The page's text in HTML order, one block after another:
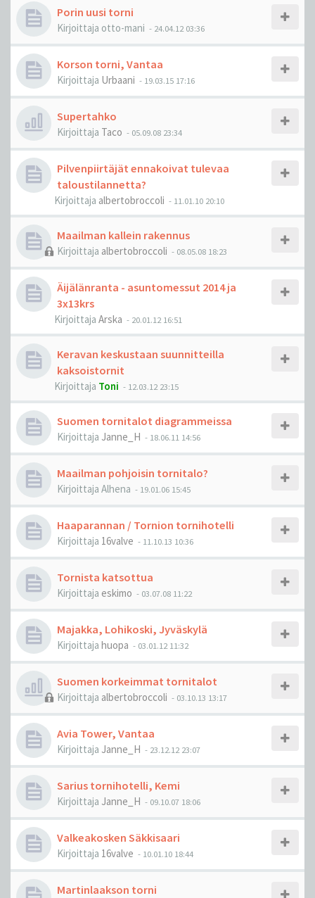
Porin uusi torni
Kirjoittaja otto-mani - 24.04.12 03:36
Korson torni, Vantaa
Kirjoittaja Urbaani - 19.03.15 17:16
Supertahko
Kirjoittaja Taco - 05.09.08 23:34
Pilvenpiirtäjät ennakoivat tulevaa
taloustilannetta?
Kirjoittaja albertobroccoli - 11.01.10 20:10
Maailman kallein rakennus
Kirjoittaja albertobroccoli - 08.05.08 18:23
Äijälänranta - asuntomessut 2014 ja
3x13krs
Kirjoittaja Arska - 20.01.12 16:51
Keravan keskustaan suunnitteilla
kaksoistornit
Kirjoittaja Toni - 12.03.12 23:15
Suomen tornitalot diagrammeissa
Kirjoittaja Janne_H - 18.06.11 14:56
Maailman pohjoisin tornitalo?
Kirjoittaja Alhena - 19.01.06 15:45
Haaparannan / Tornion tornihotelli
Kirjoittaja 16valve - 11.10.13 10:36
Tornista katsottua
Kirjoittaja eskimo - 03.07.08 11:22
Majakka, Lohikoski, Jyväskylä
Kirjoittaja huopa - 03.01.12 11:32
Suomen korkeimmat tornitalot
Kirjoittaja albertobroccoli - 03.10.13 13:17
Avia Tower, Vantaa
Kirjoittaja Janne_H - 23.12.12 23:07
Sarius tornihotelli, Kemi
Kirjoittaja Janne_H - 09.10.07 18:06
Valkeakosken Säkkisaari
Kirjoittaja 16valve - 10.01.10 18:44
Martinlaakson torni